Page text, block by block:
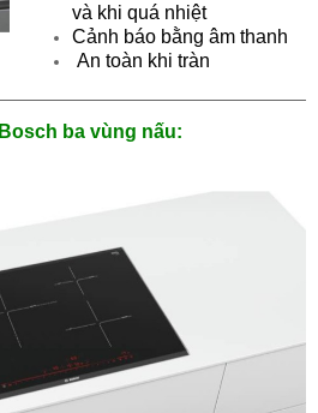
và khi quá nhiệt
Cảnh báo bằng âm thanh
An toàn khi tràn
Bosch ba vùng nấu: